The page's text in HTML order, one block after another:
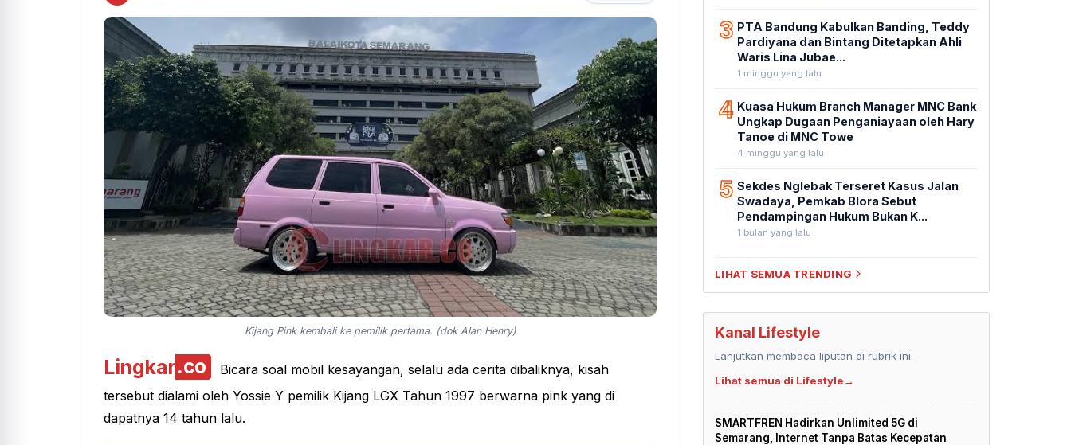
Kijang Pink kembali ke pemilik pertama. (dok Alan Henry)
Lingkar.co
Bicara soal mobil kesayangan, selalu ada cerita dibaliknya, kisah
tersebut dialami oleh Yossie Y pemilik Kijang LGX Tahun 1997 berwarna pink yang di
dapatnya 14 tahun lalu.
3 PTA Bandung Kabulkan Banding, Teddy
Pardiyana dan Bintang Ditetapkan Ahli
Waris Lina Jubae...
1 minggu yang lalu
4 Kuasa Hukum Branch Manager MNC Bank
Ungkap Dugaan Penganiayaan oleh Hary
Tanoe di MNC Towe
4 minggu yang lalu
5 Sekdes Nglebak Terseret Kasus Jalan
Swadaya, Pemkab Blora Sebut
Pendampingan Hukum Bukan K...
1 bulan yang lalu
LIHAT SEMUA TRENDING
Kanal Lifestyle
Lanjutkan membaca liputan di rubrik ini.
Lihat semua di Lifestyle→
SMARTFREN Hadirkan Unlimited 5G di
Semarang, Internet Tanpa Batas Kecepatan